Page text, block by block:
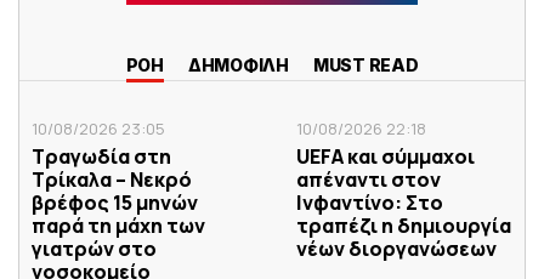
ΡΟΗ ΔΗΜΟΦΙΛΗ MUST READ
10/08/2026 23:05
Τραγωδία στη
Τρίκαλα – Νεκρό
βρέφος 15 μηνών
παρά τη μάχη των
γιατρών στο
νοσοκομείο
10/08/2026 22:18
UEFA και σύμμαχοι
απέναντι στον
Ινφαντίνο: Στο
τραπέζι η δημιουργία
νέων διοργανώσεων